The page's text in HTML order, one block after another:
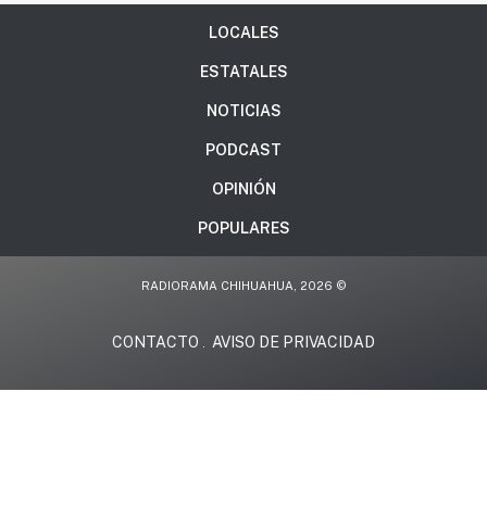
LOCALES
ESTATALES
NOTICIAS
PODCAST
OPINIÓN
POPULARES
RADIORAMA CHIHUAHUA, 2026 ©
CONTACTO AVISO DE PRIVACIDAD